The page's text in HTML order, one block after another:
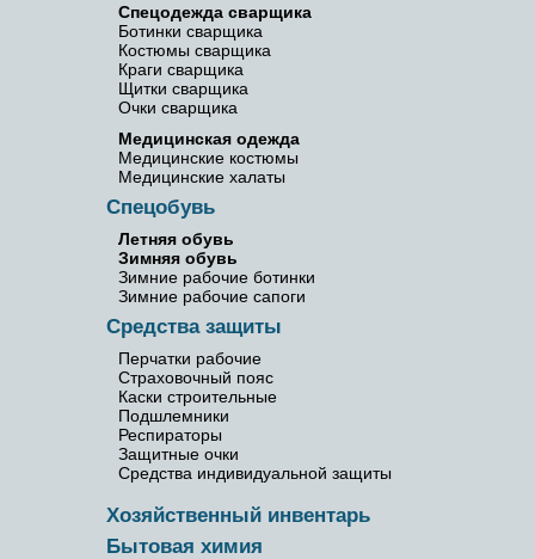
Спецодежда сварщика
Ботинки сварщика
Костюмы сварщика
Краги сварщика
Щитки сварщика
Очки сварщика
Медицинская одежда
Медицинские костюмы
Медицинские халаты
Спецобувь
Летняя обувь
Зимняя обувь
Зимние рабочие ботинки
Зимние рабочие сапоги
Средства защиты
Перчатки рабочие
Страховочный пояс
Каски строительные
Подшлемники
Респираторы
Защитные очки
Средства индивидуальной защиты
Хозяйственный инвентарь
Бытовая химия